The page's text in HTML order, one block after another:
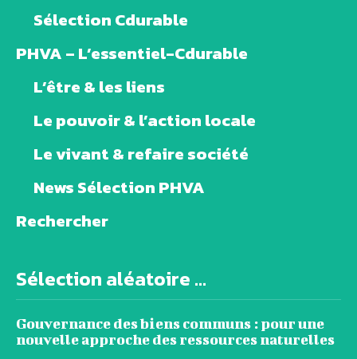
Sélection Cdurable
PHVA – L’essentiel-Cdurable
L’être & les liens
Le pouvoir & l’action locale
Le vivant & refaire société
News Sélection PHVA
Rechercher
Sélection aléatoire ...
Gouvernance des biens communs : pour une
nouvelle approche des ressources naturelles